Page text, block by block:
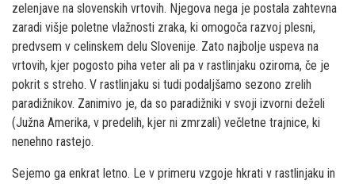
zelenjave na slovenskih vrtovih. Njegova nega je postala zahtevna
zaradi višje poletne vlažnosti zraka, ki omogoča razvoj plesni,
predvsem v celinskem delu Slovenije. Zato najbolje uspeva na
vrtovih, kjer pogosto piha veter ali pa v rastlinjaku oziroma, če je
pokrit s streho. V rastlinjaku si tudi podaljšamo sezono zrelih
paradižnikov. Zanimivo je, da so paradižniki v svoji izvorni deželi
(Južna Amerika, v predelih, kjer ni zmrzali) večletne trajnice, ki
nenehno rastejo.
Sejemo ga enkrat letno. Le v primeru vzgoje hkrati v rastlinjaku in